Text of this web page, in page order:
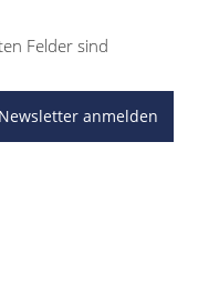
Felder sind
anmelden